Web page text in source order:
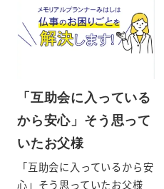
「互助会に入っている
から安心」そう思って
いたお父様
「互助会に入っているから安
心」そう思っていたお父様